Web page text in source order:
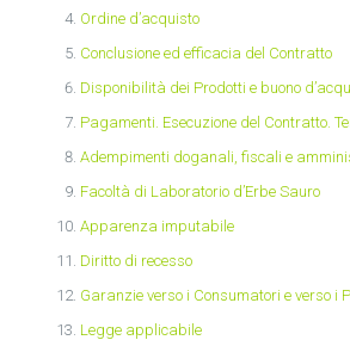
Ordine d’acquisto
Conclusione ed efficacia del Contratto
Disponibilità dei Prodotti e buono
Pagamenti. Esecuzione del Contratto.
Adempimenti doganali, fiscali e
Facoltà di Laboratorio d’Erbe Sauro
Apparenza imputabile
Diritto di recesso
Garanzie verso i Consumatori e verso i
Legge applicabile